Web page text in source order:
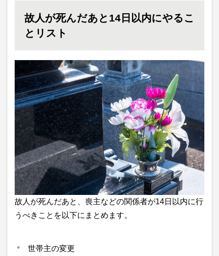
故人が死んだあと14日以内にやるこ
とリスト
故人が死んだあと、喪主などの関係者が14日以内に行
うべきことを以下にまとめます。
世帯主の変更